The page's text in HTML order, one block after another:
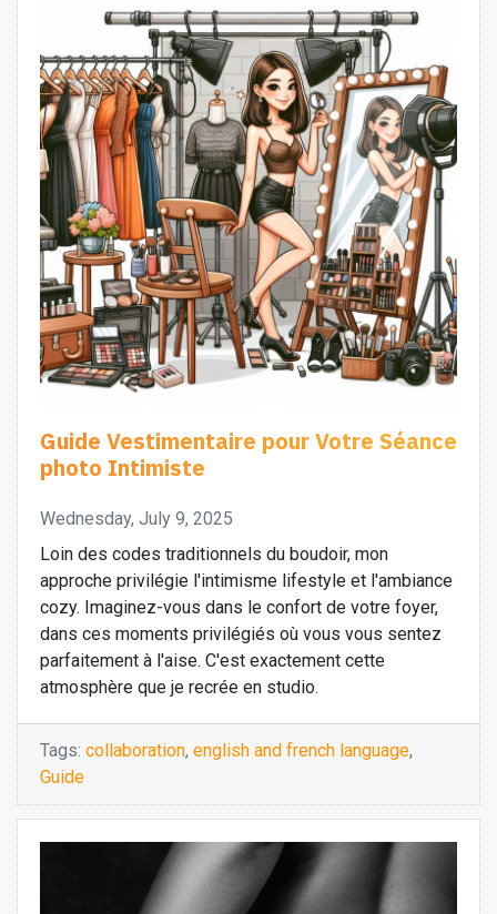
Guide Vestimentaire pour Votre Séance
photo Intimiste
Wednesday, July 9, 2025
Loin des codes traditionnels du boudoir, mon
approche privilégie l'intimisme lifestyle et l'ambiance
cozy. Imaginez-vous dans le confort de votre foyer,
dans ces moments privilégiés où vous vous sentez
parfaitement à l'aise. C'est exactement cette
atmosphère que je recrée en studio.
Tags: collaboration, english and french language,
Guide